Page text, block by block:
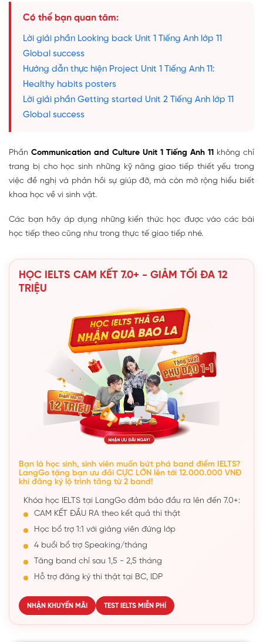
Có thể bạn quan tâm:
Lời giải phần Looking back Unit 1 Tiếng Anh lớp 11
Global success
Hướng dẫn thực hiện Project Unit 1 Tiếng Anh 11:
Healthy habits posters
Lời giải phần Getting started Unit 2 Tiếng Anh lớp 11
Global success
Phần Communication and Culture Unit 1 Tiếng Anh 11 không chỉ
trang bị cho học sinh những kỹ năng giao tiếp thiết yếu trong
việc đề nghị và phản hồi sự giúp đỡ, mà còn mở rộng hiểu biết
khoa học về vi sinh vật.
Các bạn hãy áp dụng những kiến thức học được vào các bài
học tiếp theo cũng như trong thực tế giao tiếp nhé.
HỌC IELTS CAM KẾT 7.0+ - GIẢM TỐI ĐA 12
TRIỆU
Bạn là học sinh, sinh viên muốn bứt phá band điểm IELTS?
LangGo tặng bạn ưu đãi CỰC LỚN lên tới 12.000.000 VNĐ
khi đăng ký lộ trình tăng từ 2 band!
Khóa học IELTS tại LangGo đảm bảo đầu ra lên đến 7.0+:
CAM KẾT ĐẦU RA theo kết quả thi thật
Học bổ trợ 1:1 với giảng viên đứng lớp
4 buổi bổ trợ Speaking/tháng
Tăng band chỉ sau 1,5 - 2,5 tháng
Hỗ trợ đăng ký thi thật tại BC, IDP
NHẬN KHUYẾN MÃI TEST IELTS MIỄN PHÍ